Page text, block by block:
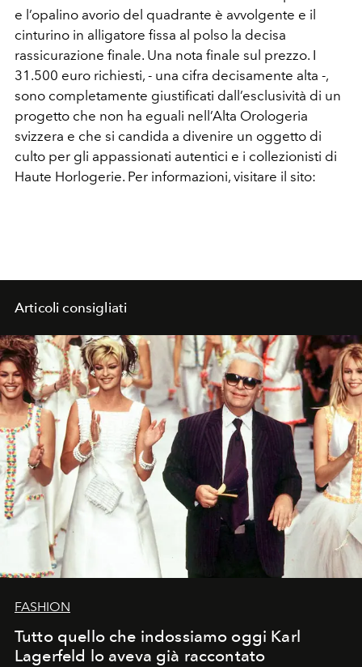
e l’opalino avorio del quadrante è avvolgente e il
cinturino in alligatore fissa al polso la decisa
rassicurazione finale. Una nota finale sul prezzo. I
31.500 euro richiesti, - una cifra decisamente alta -,
sono completamente giustificati dall’esclusività di un
progetto che non ha eguali nell’Alta Orologeria
svizzera e che si candida a divenire un oggetto di
culto per gli appassionati autentici e i collezionisti di
Haute Horlogerie. Per informazioni, visitare il sito:
Articoli consigliati
FASHION
Tutto quello che indossiamo oggi Karl
Lagerfeld lo aveva già raccontato